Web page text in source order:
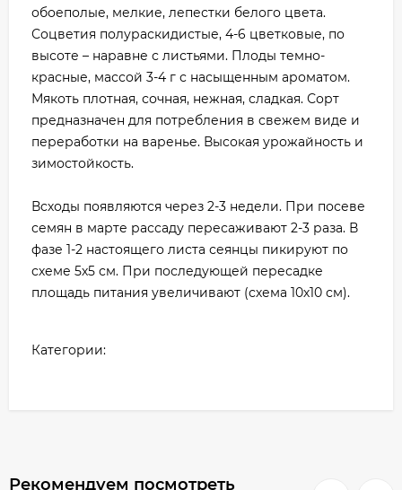
обоеполые, мелкие, лепестки белого цвета.
Соцветия полураскидистые, 4-6 цветковые, по
высоте – наравне с листьями. Плоды темно-
красные, массой 3-4 г с насыщенным ароматом.
Мякоть плотная, сочная, нежная, сладкая. Сорт
предназначен для потребления в свежем виде и
переработки на варенье. Высокая урожайность и
зимостойкость.
Всходы появляются через 2-3 недели. При посеве
семян в марте рассаду пересаживают 2-3 раза. В
фазе 1-2 настоящего листа сеянцы пикируют по
схеме 5х5 см. При последующей пересадке
площадь питания увеличивают (схема 10х10 см).
Категории:
Рекомендуем посмотреть